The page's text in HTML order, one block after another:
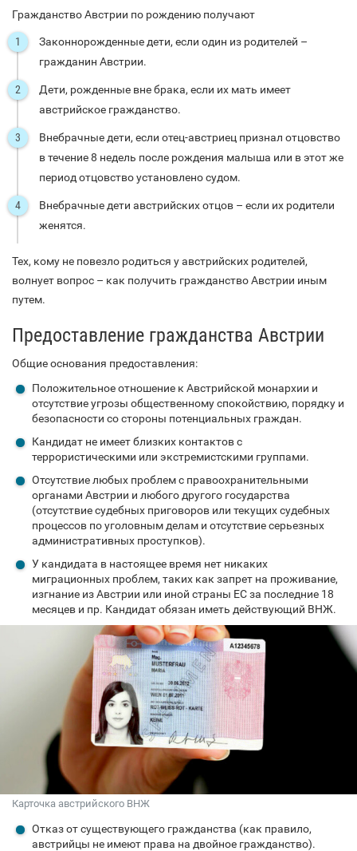
Гражданство Австрии по рождению получают
Законнорожденные дети, если один из родителей –
гражданин Австрии.
Дети, рожденные вне брака, если их мать имеет
австрийское гражданство.
Внебрачные дети, если отец-австриец признал отцовство
в течение 8 недель после рождения малыша или в этот же
период отцовство установлено судом.
Внебрачные дети австрийских отцов – если их родители
женятся.
Тех, кому не повезло родиться у австрийских родителей,
волнует вопрос – как получить гражданство Австрии иным
путем.
Предоставление гражданства Австрии
Общие основания предоставления:
Положительное отношение к Австрийской монархии и
отсутствие угрозы общественному спокойствию, порядку и
безопасности со стороны потенциальных граждан.
Кандидат не имеет близких контактов с
террористическими или экстремистскими группами.
Отсутствие любых проблем с правоохранительными
органами Австрии и любого другого государства
(отсутствие судебных приговоров или текущих судебных
процессов по уголовным делам и отсутствие серьезных
административных проступков).
У кандидата в настоящее время нет никаких
миграционных проблем, таких как запрет на проживание,
изгнание из Австрии или иной страны ЕС за последние 18
месяцев и пр. Кандидат обязан иметь действующий ВНЖ.
Карточка австрийского ВНЖ
Отказ от существующего гражданства (как правило,
австрийцы не имеют права на двойное гражданство).